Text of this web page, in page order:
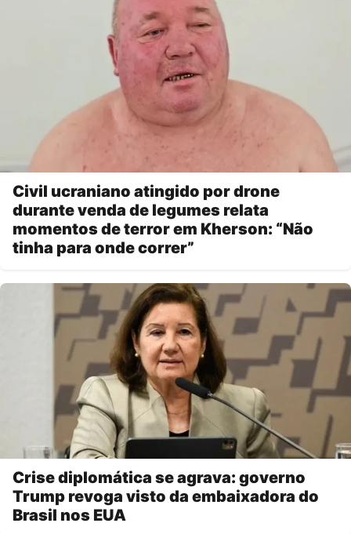
Civil ucraniano atingido por drone
durante venda de legumes relata
momentos de terror em Kherson: “Não
tinha para onde correr”
Crise diplomática se agrava: governo
Trump revoga visto da embaixadora do
Brasil nos EUA